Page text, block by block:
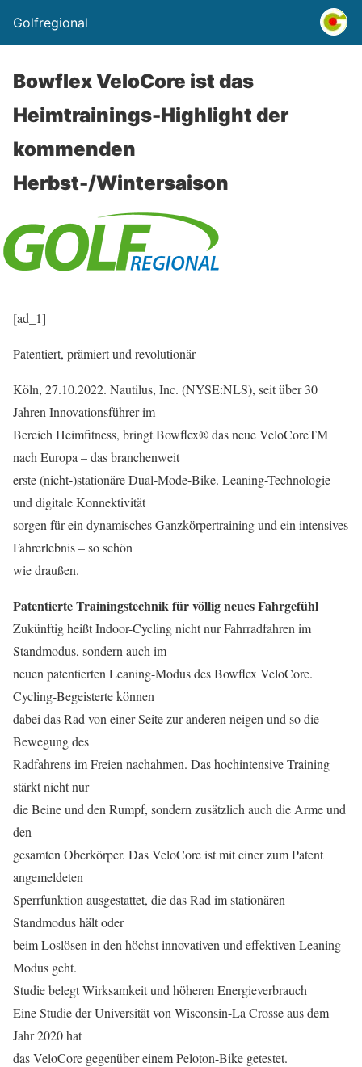
Golfregional
Bowflex VeloCore ist das
Heimtrainings-Highlight der
kommenden
Herbst-/Wintersaison
[ad_1]
Patentiert, prämiert und revolutionär
Köln, 27.10.2022. Nautilus, Inc. (NYSE:NLS), seit über 30
Jahren Innovationsführer im
Bereich Heimfitness, bringt Bowflex® das neue VeloCoreTM
nach Europa – das branchenweit
erste (nicht-)stationäre Dual-Mode-Bike. Leaning-Technologie
und digitale Konnektivität
sorgen für ein dynamisches Ganzkörpertraining und ein intensives
Fahrerlebnis – so schön
wie draußen.
Patentierte Trainingstechnik für völlig neues Fahrgefühl
Zukünftig heißt Indoor-Cycling nicht nur Fahrradfahren im
Standmodus, sondern auch im
neuen patentierten Leaning-Modus des Bowflex VeloCore.
Cycling-Begeisterte können
dabei das Rad von einer Seite zur anderen neigen und so die
Bewegung des
Radfahrens im Freien nachahmen. Das hochintensive Training
stärkt nicht nur
die Beine und den Rumpf, sondern zusätzlich auch die Arme und
den
gesamten Oberkörper. Das VeloCore ist mit einer zum Patent
angemeldeten
Sperrfunktion ausgestattet, die das Rad im stationären
Standmodus hält oder
beim Loslösen in den höchst innovativen und effektiven Leaning-
Modus geht.
Studie belegt Wirksamkeit und höheren Energieverbrauch
Eine Studie der Universität von Wisconsin-La Crosse aus dem
Jahr 2020 hat
das VeloCore gegenüber einem Peloton-Bike getestet.